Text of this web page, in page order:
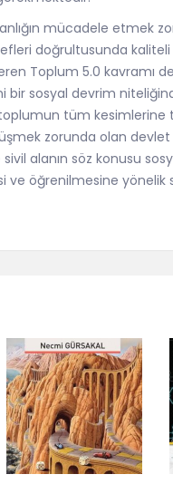
mücadele etmek
doğrultusunda
Toplum 5.0 kavramı
sosyal devrim
tüm kesimlerine
zorunda olan devlet
sivil alanın söz konusu
ve öğrenilmesine